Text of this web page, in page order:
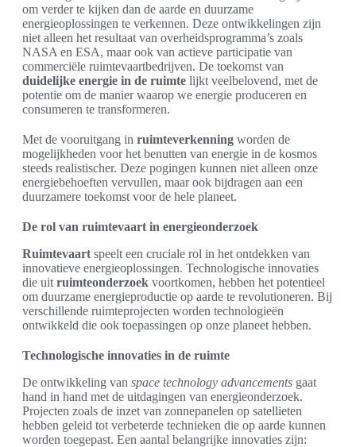
om verder te kijken dan de aarde en duurzame
energieoplossingen te verkennen. Deze ontwikkelingen zijn
niet alleen het resultaat van overheidsprogramma’s zoals
NASA en ESA, maar ook van actieve participatie van
commerciële ruimtevaartbedrijven. De toekomst van
duidelijke energie in de ruimte lijkt veelbelovend, met de
potentie om de manier waarop we energie produceren en
consumeren te transformeren.
Met de vooruitgang in ruimteverkenning worden de
mogelijkheden voor het benutten van energie in de kosmos
steeds realistischer. Deze pogingen kunnen niet alleen onze
energiebehoeften vervullen, maar ook bijdragen aan een
duurzamere toekomst voor de hele planeet.
De rol van ruimtevaart in energieonderzoek
Ruimtevaart speelt een cruciale rol in het ontdekken van
innovatieve energieoplossingen. Technologische innovaties
die uit ruimteonderzoek voortkomen, hebben het potentieel
om duurzame energieproductie op aarde te revolutioneren. Bij
verschillende ruimteprojecten worden technologieën
ontwikkeld die ook toepassingen op onze planeet hebben.
Technologische innovaties in de ruimte
De ontwikkeling van space technology advancements gaat
hand in hand met de uitdagingen van energieonderzoek.
Projecten zoals de inzet van zonnepanelen op satellieten
hebben geleid tot verbeterde technieken die op aarde kunnen
worden toegepast. Een aantal belangrijke innovaties zijn: